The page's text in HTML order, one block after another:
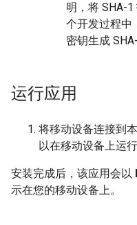
明，将 SHA-
个开发过程中
密钥生成
运行应用
将移动设备连接到
以在移动设备上运行
安装完成后，该应用会以
示在您的移动设备上。